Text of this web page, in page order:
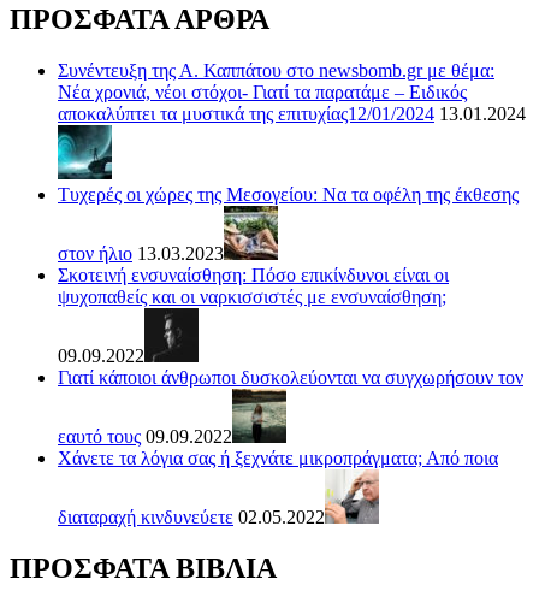
ΠΡΟΣΦΑΤΑ ΑΡΘΡΑ
Συνέντευξη της Α. Καππάτου στο newsbomb.gr με θέμα:
Νέα χρονιά, νέοι στόχοι- Γιατί τα παρατάμε – Ειδικός
αποκαλύπτει τα μυστικά της επιτυχίας12/01/2024 13.01.2024
Τυχερές οι χώρες της Μεσογείου: Να τα οφέλη της έκθεσης
στον ήλιο 13.03.2023
Σκοτεινή ενσυναίσθηση: Πόσο επικίνδυνοι είναι οι
ψυχοπαθείς και οι ναρκισσιστές με ενσυναίσθηση;
09.09.2022
Γιατί κάποιοι άνθρωποι δυσκολεύονται να συγχωρήσουν τον
εαυτό τους 09.09.2022
Χάνετε τα λόγια σας ή ξεχνάτε μικροπράγματα; Από ποια
διαταραχή κινδυνεύετε 02.05.2022
ΠΡΟΣΦΑΤΑ ΒΙΒΛΙΑ